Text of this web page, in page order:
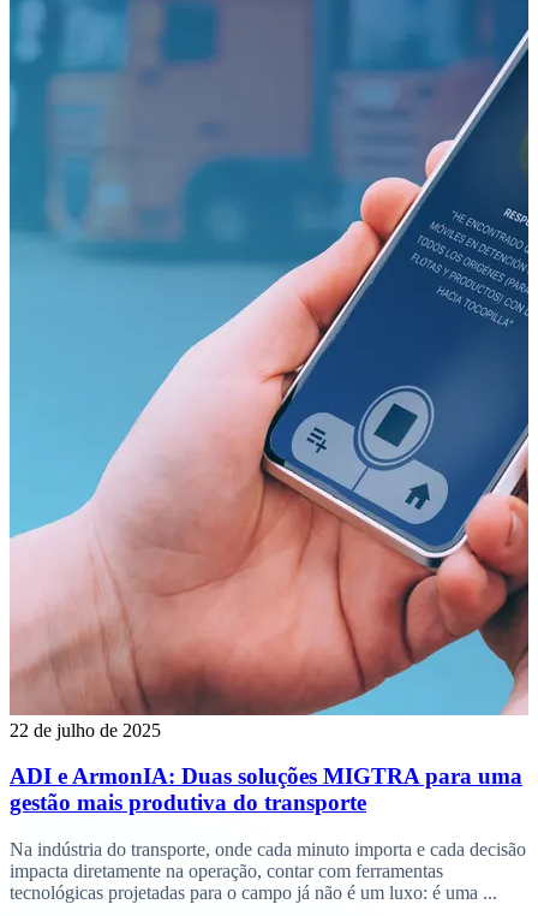
22 de julho de 2025
ADI e ArmonIA: Duas soluções MIGTRA para uma
gestão mais produtiva do transporte
Na indústria do transporte, onde cada minuto importa e cada decisão
impacta diretamente na operação, contar com ferramentas
tecnológicas projetadas para o campo já não é um luxo: é uma ...